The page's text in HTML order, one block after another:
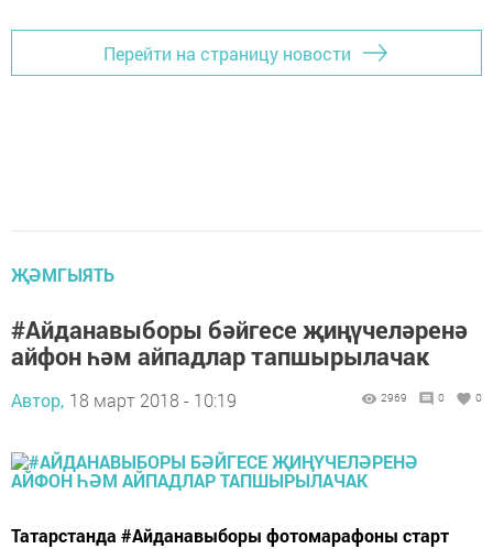
Перейти на страницу новости
ҖӘМГЫЯТЬ
#Айданавыборы бәйгесе җиңүчеләренә
айфон һәм айпадлар тапшырылачак
Автор, 18 март 2018 - 10:19 2969 0 0
Татарстанда #Айданавыборы фотомарафоны старт